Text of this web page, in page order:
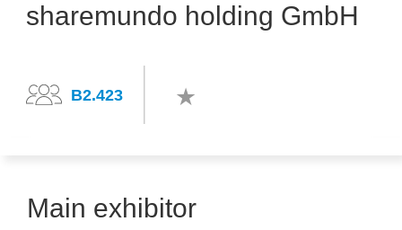
sharemundo holding GmbH
B2.423
Main exhibitor